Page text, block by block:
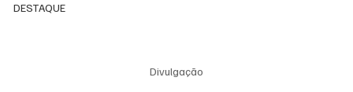
DESTAQUE
Divulgação